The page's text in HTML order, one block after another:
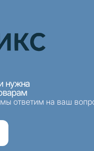
33
20:00
нужна
ответим на ваш